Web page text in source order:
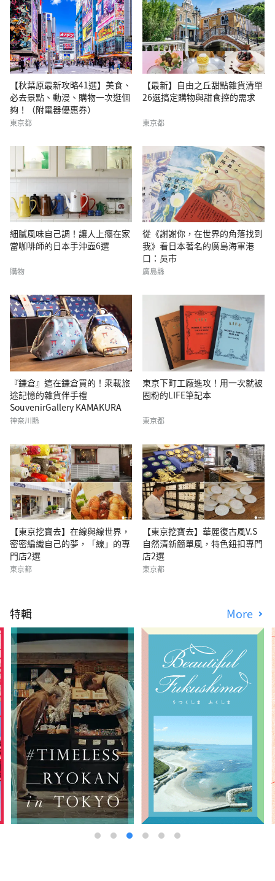
【秋葉原最新攻略41選】美食、
必去景點、動漫、購物一次逛個
夠！（附電器優惠券）
東京都
【最新】自由之丘甜點雜貨清單
26選搞定購物與甜食控的需求
東京都
細膩風味自己調！讓人上癮在家
當咖啡師的日本手沖壺6選
購物
從《謝謝你，在世界的角落找到
我》看日本著名的廣島海軍港
口：吳市
廣島縣
『鎌倉』這在鎌倉買的！乘載旅
途記憶的雜貨伴手禮
SouvenirGallery KAMAKURA
神奈川縣
東京下町工廠進攻！用一次就被
圈粉的LIFE筆記本
東京都
【東京挖寶去】在線與線世界，
密密編織自己的夢，「線」的專
門店2選
東京都
【東京挖寶去】華麗復古風V.S
自然清新簡單風，特色鈕扣專門
店2選
東京都
特輯 More